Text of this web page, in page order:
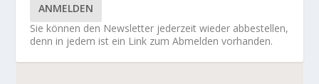
ANMELDEN
Sie können den Newsletter jederzeit wieder abbestellen,
denn in jedem ist ein Link zum Abmelden vorhanden.